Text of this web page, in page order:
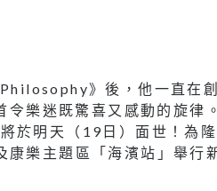
》後，他一直在
令樂迷既驚喜又感動的旋律
明天（19日）面世！為
樂主題區「海濱站」舉行